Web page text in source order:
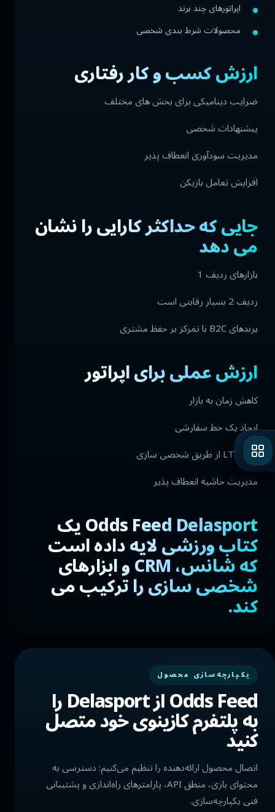
اپراتورهای چند برند
محصولات شرط بندی شخصی
ارزش کسب و کار رفتاری
ضرایب دینامیکی برای بخش های مختلف
پیشنهادات شخصی
مدیریت سودآوری انعطاف پذیر
افزایش تعامل بازیکن
جایی که حداکثر کارایی را نشان
می دهد
بازارهای ردیف 1
ردیف 2 بسیار رقابتی است
برندهای B2C با تمرکز بر حفظ مشتری
ارزش عملی برای اپراتور
کاهش زمان به بازار
ایجاد یک خط سفارشی
رشد LTV از طریق شخصی سازی
مدیریت حاشیه انعطاف پذیر
Odds Feed Delasport یک
کتاب ورزشی لایه داده است
که شانس، CRM و ابزارهای
شخصی سازی را ترکیب می
کند.
یکپارچه‌سازی محصول
Odds Feed از Delasport را
به پلتفرم کازینوی خود متصل
کنید
اتصال محصول ارائه‌دهنده را تنظیم می‌کنیم: دسترسی به
محتوای بازی، منطق API، پارامترهای راه‌اندازی و پشتیبانی
فنی یکپارچه‌سازی.